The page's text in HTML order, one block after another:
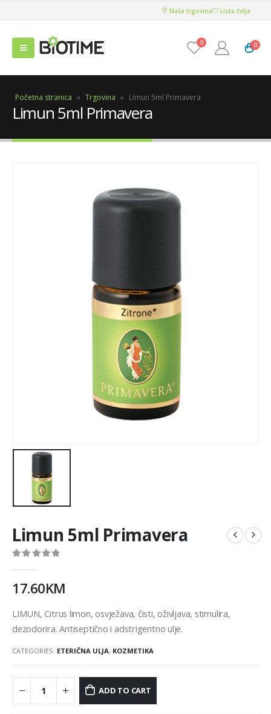
Naša trgovina Lista želja
0 0
Početna stranica » Trgovina » Limun 5ml Primavera
Limun 5ml Primavera
Limun 5ml Primavera
17.60KM
LIMUN, Citrus limon, osvježava, čisti, oživljava, stimulira,
dezodorira. Antiseptično i adstrigentno ulje.
CATEGORIES: ETERIČNA ULJA, KOZMETIKA
ADD TO CART